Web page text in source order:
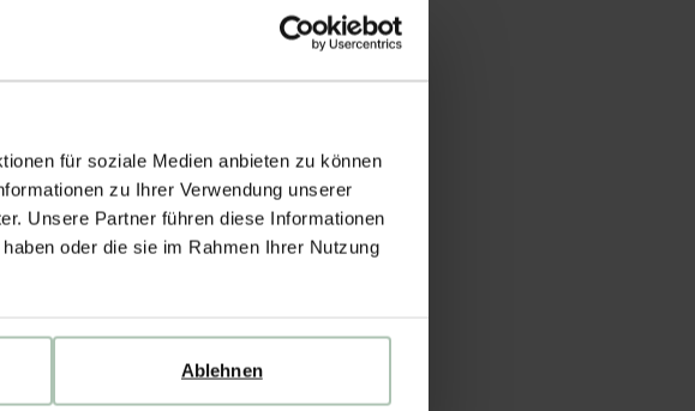
für soziale Medien anbieten zu können
zu Ihrer Verwendung unserer
Unsere Partner führen diese Informationen
oder die sie im Rahmen Ihrer Nutzung
Ablehnen